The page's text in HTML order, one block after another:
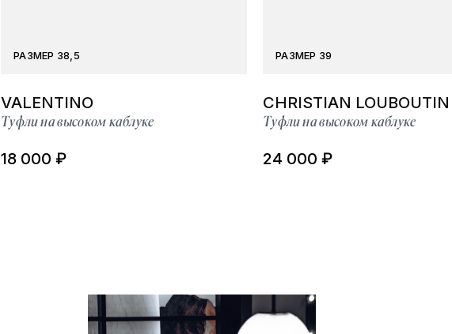
РАЗМЕР 38,5
VALENTINO
Туфли на высоком каблуке
18 000 ₽
РАЗМЕР 39
CHRISTIAN LOUBOUTIN
Туфли на высоком каблуке
24 000 ₽